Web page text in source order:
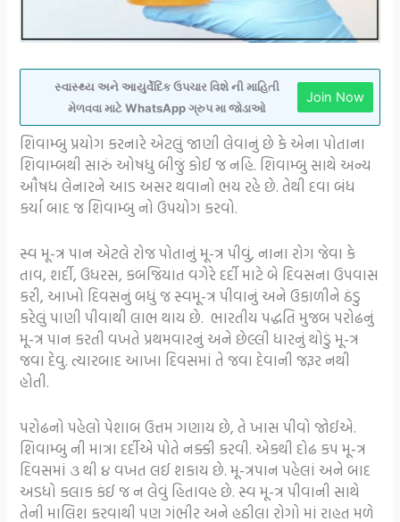
સ્વાસ્થ્ય અને આયુર્વેદિક ઉપચાર વિશે ની માહિતી
મેળવવા માટે WhatsApp ગ્રુપ મા જોડાઓ
Join Now
શિવામ્બુ પ્રયોગ કરનારે એટલું જાણી લેવાનું છે કે એના પોતાના
શિવામ્બથી સારું ઓષધુ બીજું કોઈ જ નહિ. શિવામ્બુ સાથે અન્ય
ઔષધ લેનારને આડ અસર થવાનો ભય રહે છે. તેથી દવા બંધ
કર્યા બાદ જ શિવામ્બુ નો ઉપયોગ કરવો.
સ્વ મૂ-ત્ર પાન એટલે રોજ પોતાનું મૂ-ત્ર પીવું, નાના રોગ જેવા કે
તાવ, શર્દી, ઉધરસ, કબજિયાત વગેરે દર્દી માટે બે દિવસના ઉપવાસ
કરી, આખો દિવસનું બધું જ સ્વમૂ-ત્ર પીવાનું અને ઉકાળીને ઠંડુ
કરેલું પાણી પીવાથી લાભ થાય છે. ભારતીય પદ્ધતિ મુજબ પરોઢનું
મૂ-ત્ર પાન કરતી વખતે પ્રથમવારનું અને છેલ્લી ધારનું થોડું મૂ-ત્ર
જવા દેવુ. ત્યારબાદ આખા દિવસમાં તે જવા દેવાની જરૂર નથી
હોતી.
પરોઢનો પહેલો પેશાબ ઉત્તમ ગણાય છે, તે ખાસ પીવો જોઈએ.
શિવામ્બુ ની માત્રા દર્દીએ પોતે નક્કી કરવી. એકથી દોઢ કપ મૂ-ત્ર
દિવસમાં ૩ થી ૪ વખત લઈ શકાય છે. મૂ-ત્રપાન પહેલાં અને બાદ
અડધો કલાક કંઈ જ ન લેવું હિતાવહ છે. સ્વ મૂ-ત્ર પીવાની સાથે
તેની માલિશ કરવાથી પણ ગંભીર અને હઠીલા રોગો માં રાહત મળે